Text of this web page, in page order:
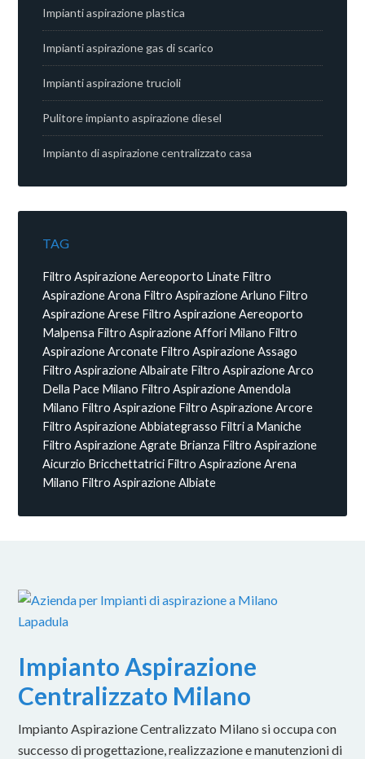
Impianti aspirazione plastica
Impianti aspirazione gas di scarico
Impianti aspirazione trucioli
Pulitore impianto aspirazione diesel
Impianto di aspirazione centralizzato casa
TAG
Filtro Aspirazione Aereoporto Linate Filtro
Aspirazione Arona Filtro Aspirazione Arluno Filtro
Aspirazione Arese Filtro Aspirazione Aereoporto
Malpensa Filtro Aspirazione Affori Milano Filtro
Aspirazione Arconate Filtro Aspirazione Assago
Filtro Aspirazione Albairate Filtro Aspirazione Arco
Della Pace Milano Filtro Aspirazione Amendola
Milano Filtro Aspirazione Filtro Aspirazione Arcore
Filtro Aspirazione Abbiategrasso Filtri a Maniche
Filtro Aspirazione Agrate Brianza Filtro Aspirazione
Aicurzio Bricchettatrici Filtro Aspirazione Arena
Milano Filtro Aspirazione Albiate
Impianto Aspirazione
Centralizzato Milano
Impianto Aspirazione Centralizzato Milano si occupa con
successo di progettazione, realizzazione e manutenzioni di